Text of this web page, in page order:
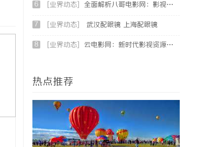
6 [业界动态] 全面解析八哥电影网：影视爱好者的天堂与资源宝库
7 [业界动态] 武汉配眼镜 上海配眼镜
8 [业界动态] 云电影网：新时代影视资源的智能云端平台解析
热点推荐